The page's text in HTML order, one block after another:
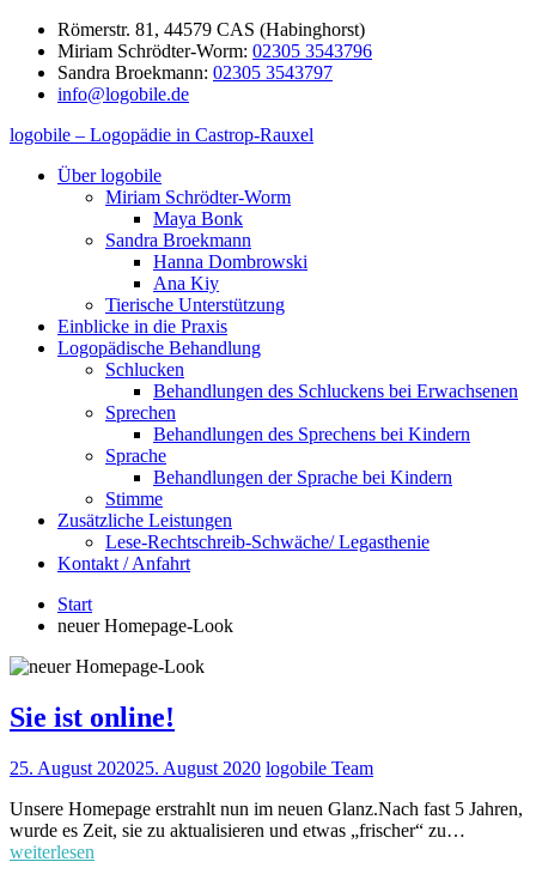
Zum
Inhalt
springen
Römerstr. 81, 44579 CAS (Habinghorst)
Miriam Schrödter-Worm: 02305 3543796
Sandra Broekmann: 02305 3543797
info@logobile.de
logobile – Logopädie in Castrop-Rauxel
logobile
logopädische
Praxisgemeinschaft
Über logobile
Miriam Schrödter-Worm
Maya Bonk
Sandra Broekmann
Hanna Dombrowski
Ana Kiy
Tierische Unterstützung
Einblicke in die Praxis
Logopädische Behandlung
Schlucken
Behandlungen des Schluckens bei Erwachsenen
Sprechen
Behandlungen des Sprechens bei Kindern
Sprache
Behandlungen der Sprache bei Kindern
Stimme
Zusätzliche Leistungen
Lese-Rechtschreib-Schwäche/ Legasthenie
Kontakt / Anfahrt
Start
neuer Homepage-Look
Sie ist online!
25. August 202025. August 2020 logobile Team
Unsere Homepage erstrahlt nun im neuen Glanz.Nach fast 5 Jahren,
wurde es Zeit, sie zu aktualisieren und etwas „frischer“ zu…
weiterlesen